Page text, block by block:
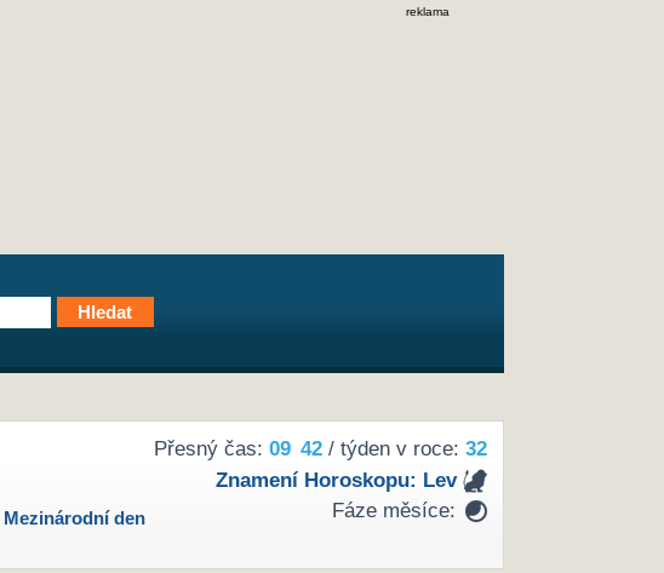
reklama
Přesný čas: 09 42/ týden v roce: 32
Znamení Horoskopu: Lev
Fáze měsíce:
Mezinárodní den